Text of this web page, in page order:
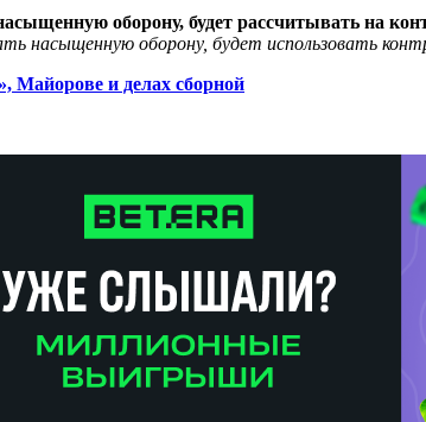
оборону, будет рассчитывать на
насыщенную оборону, будет использовать
Майорове и делах сборной